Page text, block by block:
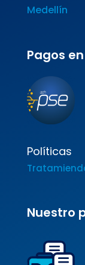
Medellín
Pagos
Políticas
Nuestro